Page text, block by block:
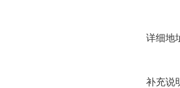
详细地
补充说